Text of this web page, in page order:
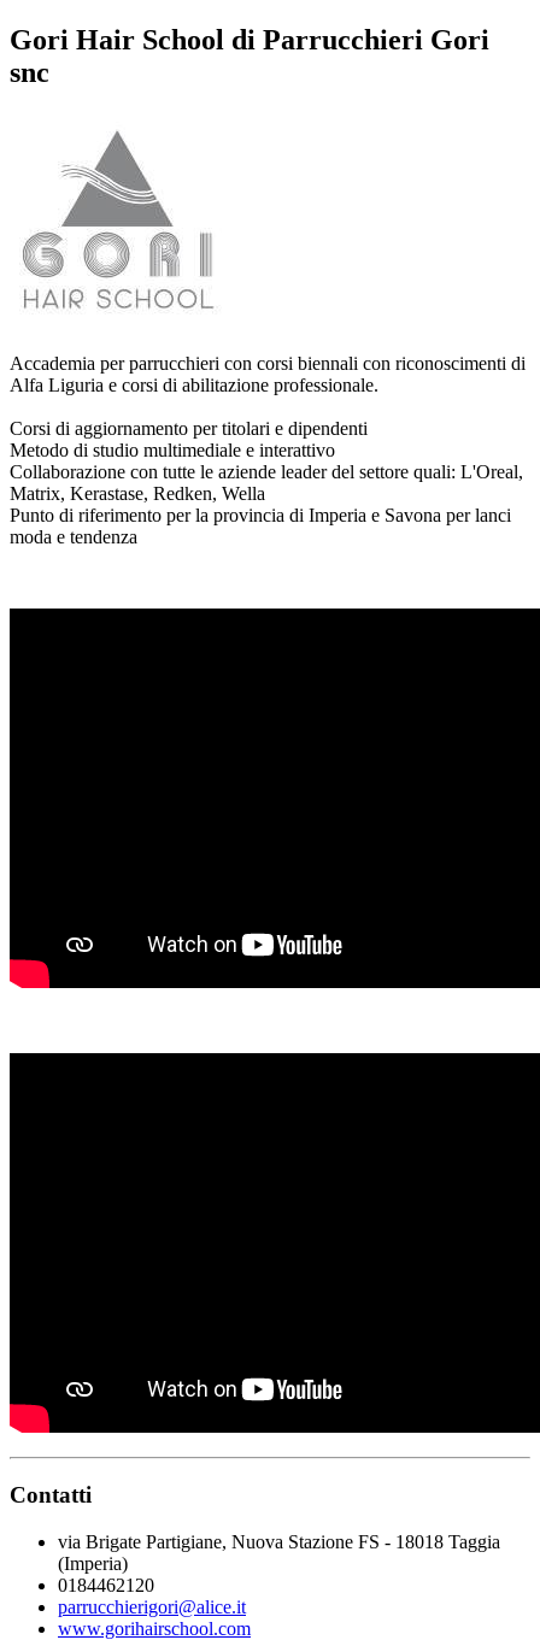
Gori Hair School di Parrucchieri Gori
snc
Accademia per parrucchieri con corsi biennali con riconoscimenti di
Alfa Liguria e corsi di abilitazione professionale.
Corsi di aggiornamento per titolari e dipendenti
Metodo di studio multimediale e interattivo
Collaborazione con tutte le aziende leader del settore quali: L'Oreal,
Matrix, Kerastase, Redken, Wella
Punto di riferimento per la provincia di Imperia e Savona per lanci
moda e tendenza
Contatti
via Brigate Partigiane, Nuova Stazione FS - 18018 Taggia
(Imperia)
0184462120
parrucchierigori@alice.it
www.gorihairschool.com